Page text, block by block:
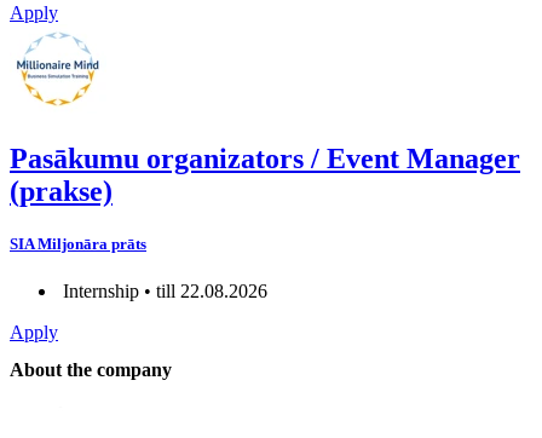
Apply
Pasākumu organizators / Event Manager
(prakse)
SIA Miljonāra prāts
Internship • till 22.08.2026
Apply
About the company